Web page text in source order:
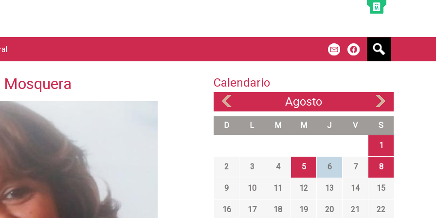
Calendario
Agosto
D L M M J V S
1
2 3 4 5 6 7 8
9 10 11 12 13 14 15
16 17 18 19 20 21 22
s